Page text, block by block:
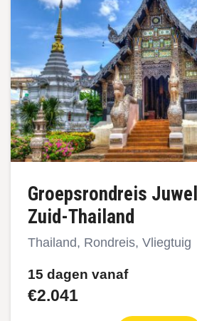
Groepsrondreis Juwelen van
Zuid-Thailand
Thailand, Rondreis, Vliegtuig
15 dagen vanaf
€2.041